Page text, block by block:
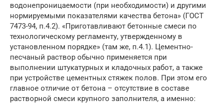
водонепроницаемости (при необходимости) и другими
нормируемыми показателями качества бетона» (ГОСТ
7473-94, п.4.2). «Приготавливают бетонные смеси по
технологическому регламенту, утверж­денному в
установленном порядке» (там же, п.4.1). Цементно-
песчаный раствор обычно применяется при
выполнении штукатурных и кладочных работ, а также
при устройстве цементных стяжек полов. При этом его
главное отличие от бетона – отсутствие в составе
растворной смеси крупного заполнителя, а именно: